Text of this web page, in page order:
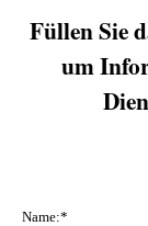
Füllen Sie
um
Name:*